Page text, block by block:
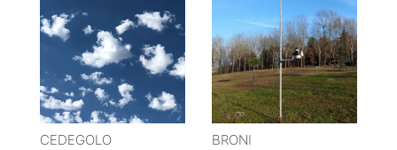
CEDEGOLO BRONI